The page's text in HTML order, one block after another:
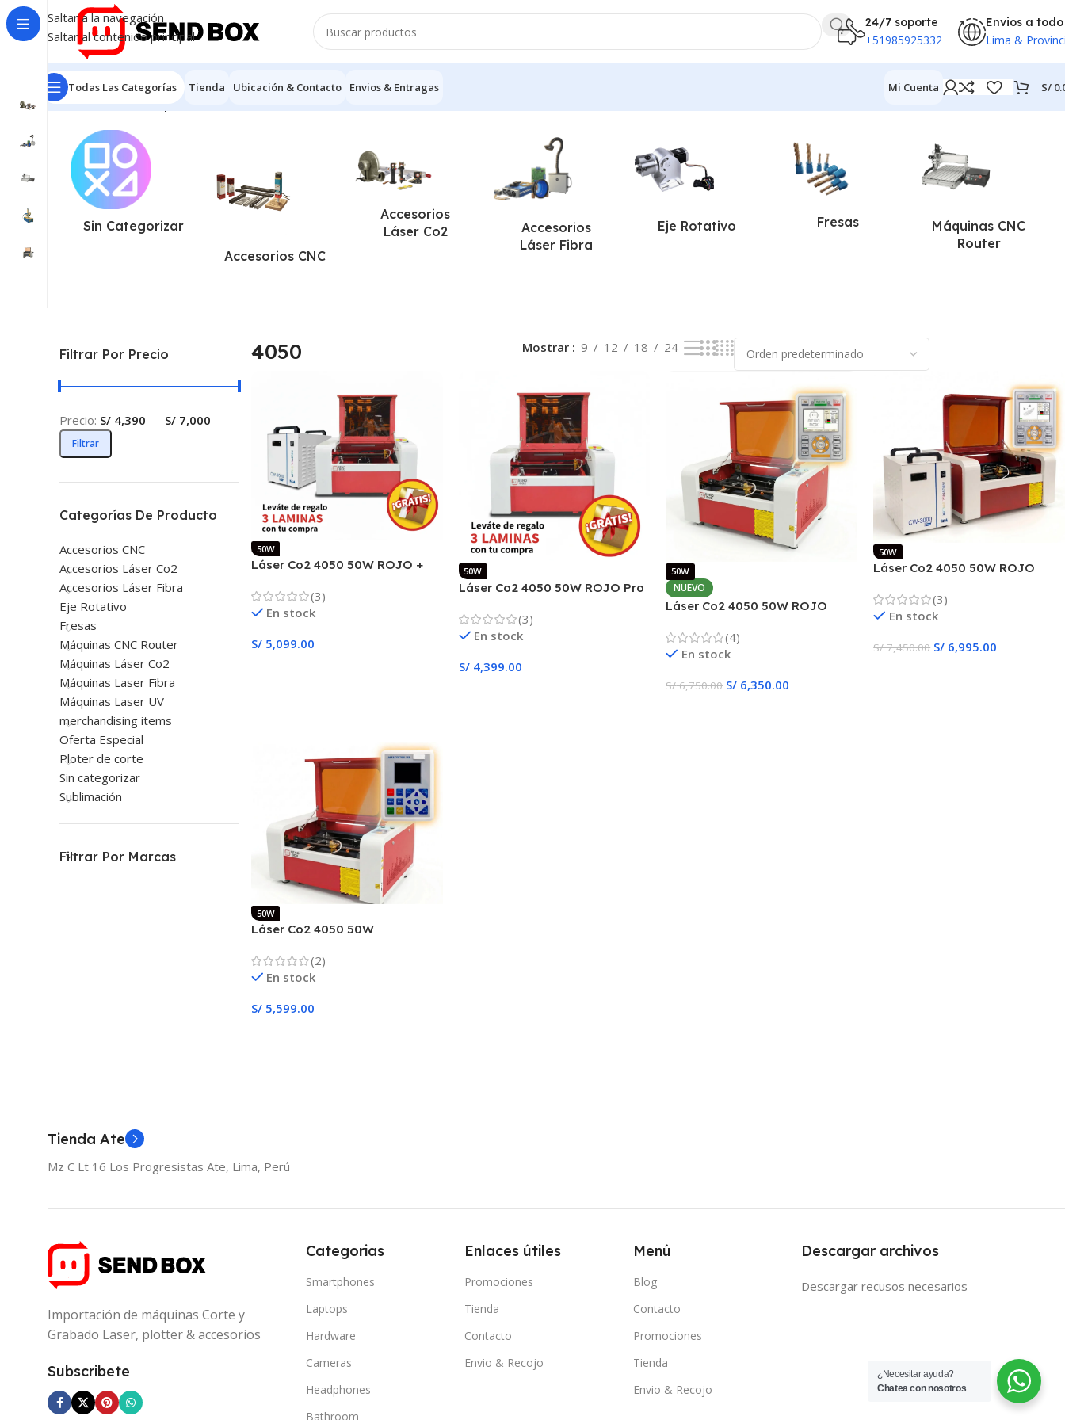
Saltar a la navegación
Saltar al contenido principal
24/7 soporte
+51985925332
Envios a todo
Lima &
Todas Las Categorías Tienda Ubicación & Contacto Envios & Entragas Mi Cuenta S/
Inicio/Productos etiquetados “4050”
Sin Categorizar
Accesorios CNC
Accesorios
Láser Co2
Accesorios
Láser Fibra
Eje Rotativo Fresas
Máquinas CNC
Router
Filtrar Por Precio
Filtrar
Precio: S/ 4,390 — S/ 7,000
Categorías De Producto
Accesorios CNC
Accesorios Láser Co2
Accesorios Láser Fibra
Eje Rotativo
Fresas
Máquinas CNC Router
Máquinas Láser Co2
Máquinas Laser Fibra
Máquinas Laser UV
merchandising items
Oferta Especial
Ploter de corte
Sin categorizar
Sublimación
Filtrar Por Marcas
4050 Mostrar 9 12 18 24
50W
Láser Co2 4050 50W ROJO +
(3)
En stock
S/5,099.00
50W
Láser Co2 4050 50W ROJO Pro
(3)
En stock
S/4,399.00
50W
NUEVO
Láser Co2 4050 50W ROJO
(4)
En stock
S/6,750.00 S/ 6,350.00
50W
Láser Co2 4050 50W ROJO
(3)
En stock
S/7,450.00 S/ 6,995.00
50W
Láser Co2 4050 50W
(2)
En stock
S/5,599.00
Tienda Ate
Mz C Lt 16 Los Progresistas Ate, Lima, Perú
Importación de máquinas Corte y
Grabado Laser, plotter & accesorios
Subscribete
Categorias
Smartphones
Laptops
Hardware
Cameras
Headphones
Bathroom
Enlaces útiles
Promociones
Tienda
Contacto
Envio & Recojo
Menú
Blog
Contacto
Promociones
Tienda
Envio & Recojo
Descargar archivos
Descargar recusos necesarios
¿Necesitar ayuda?
Chatea con nosotros